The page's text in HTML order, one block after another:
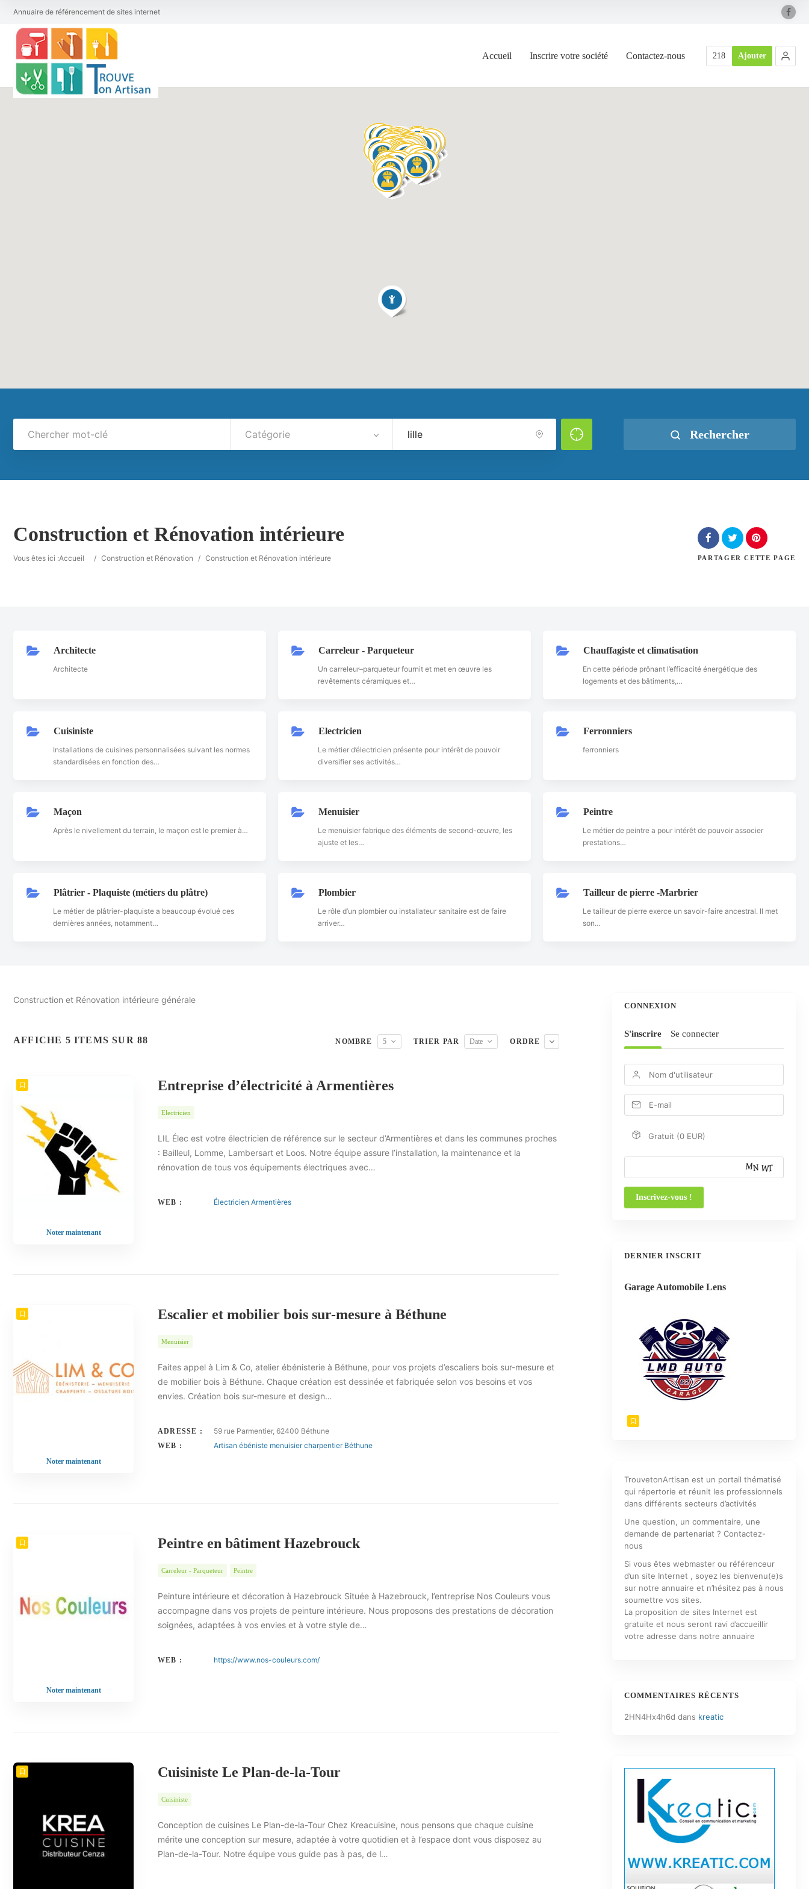
Annuaire de référencement de sites internet
Accueil Inscrire votre société Contactez-nous 218 Ajouter
Catégorie Rechercher
Construction et Rénovation intérieure
Vous êtes ici :Accueil / Construction et Rénovation / Construction et Rénovation intérieure PARTAGER CETTE PAGE
Architecte
Architecte
Carreleur - Parqueteur
Un carreleur–parqueteur fournit et met en œuvre les
revêtements céramiques et…
Chauffagiste et climatisation
En cette période prônant l’efficacité énergétique des
logements et des bâtiments,…
Cuisiniste
Installations de cuisines personnalisées suivant les normes
standardisées en fonction des…
Electricien
Le métier d’électricien présente pour intérêt de pouvoir
diversifier ses activités…
Ferronniers
ferronniers
Maçon
Après le nivellement du terrain, le maçon est le premier à…
Menuisier
Le menuisier fabrique des éléments de second-œuvre, les
ajuste et les…
Peintre
Le métier de peintre a pour intérêt de pouvoir associer
prestations…
Plâtrier - Plaquiste (métiers du plâtre)
Le métier de plâtrier-plaquiste a beaucoup évolué ces
dernières années, notamment…
Plombier
Le rôle d’un plombier ou installateur sanitaire est de faire
arriver…
Tailleur de pierre -Marbrier
Le tailleur de pierre exerce un savoir-faire ancestral. Il met
son…
Construction et Rénovation intérieure générale
AFFICHE 5 ITEMS SUR 88 NOMBRE 5 TRIER PAR Date ORDRE
Noter maintenant
Entreprise d’électricité à Armentières
Electricien
LIL Élec est votre électricien de référence sur le secteur d’Armentières et dans les communes proches
: Bailleul, Lomme, Lambersart et Loos. Notre équipe assure l’installation, la maintenance et la
rénovation de tous vos équipements électriques avec…
WEB : Électricien Armentières
Noter maintenant
Escalier et mobilier bois sur-mesure à Béthune
Menuisier
Faites appel à Lim & Co, atelier ébénisterie à Béthune, pour vos projets d’escaliers bois sur-mesure et
de mobilier bois à Béthune. Chaque création est dessinée et fabriquée selon vos besoins et vos
envies. Création bois sur-mesure et design…
ADRESSE : 59 rue Parmentier, 62400 Béthune
WEB : Artisan ébéniste menuisier charpentier Béthune
Noter maintenant
Peintre en bâtiment Hazebrouck
Carreleur - Parqueteur Peintre
Peinture intérieure et décoration à Hazebrouck Située à Hazebrouck, l’entreprise Nos Couleurs vous
accompagne dans vos projets de peinture intérieure. Nous proposons des prestations de décoration
soignées, adaptées à vos envies et à votre style de…
WEB : https://www.nos-couleurs.com/
Cuisiniste Le Plan-de-la-Tour
Cuisiniste
Conception de cuisines Le Plan-de-la-Tour Chez Kreacuisine, nous pensons que chaque cuisine
mérite une conception sur mesure, adaptée à votre quotidien et à l’espace dont vous disposez au
Plan-de-la-Tour. Notre équipe vous guide pas à pas, de l…
CONNEXION
S'inscrire Se connecter
Gratuit (0 EUR)
DERNIER INSCRIT
Garage Automobile Lens
TrouvetonArtisan est un portail thématisé
qui répertorie et réunit les professionnels
dans différents secteurs d’activités
Une question, un commentaire, une
demande de partenariat ? Contactez-
nous
Si vous êtes webmaster ou référenceur
d’un site Internet , soyez les bienvenu(e)s
sur notre annuaire et n’hésitez pas à nous
soumettre vos sites.
La proposition de sites Internet est
gratuite et nous seront ravi d’accueillir
votre adresse dans notre annuaire
COMMENTAIRES RÉCENTS
2HN4Hx4h6d dans kreatic